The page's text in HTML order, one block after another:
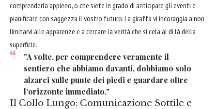
comprenderla appieno, o che siete in grado di anticipare gli eventi e
pianificare con saggezza il vostro futuro. La giraffa vi incoraggia a non
limitarvi alle apparenze e a cercare la verità che si cela al di là della
superficie.
"A volte, per comprendere veramente il
sentiero che abbiamo davanti, dobbiamo solo
alzarci sulle punte dei piedi e guardare oltre
l'orizzonte immediato."
Il Collo Lungo: Comunicazione Sottile e